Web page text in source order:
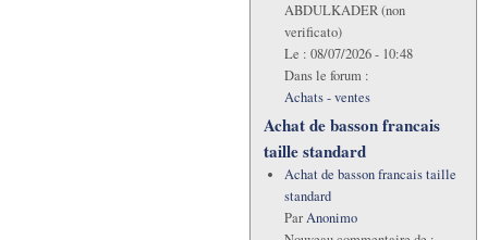
ABDULKADER (non
verificato)
Le : 08/07/2026 - 10:48
Dans le forum :
Achats - ventes
Achat de basson francais
taille standard
Achat de basson francais taille
standard
ParAnonimo